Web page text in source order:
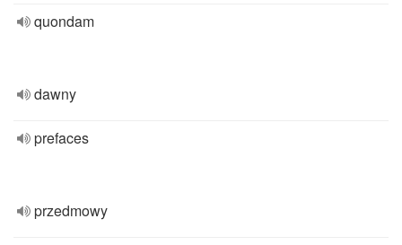
quondam
dawny
prefaces
przedmowy